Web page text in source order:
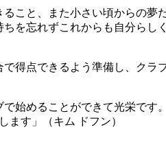
こと、また小さい頃からの夢
を忘れずこれからも自分ら
得点できるよう準備し、ク
で始めることができて光栄で
ます」（キム ドフン）